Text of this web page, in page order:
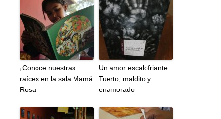
¡Conoce nuestras
raíces en la sala Mamá
Rosa!
Un amor escalofriante :
Tuerto, maldito y
enamorado